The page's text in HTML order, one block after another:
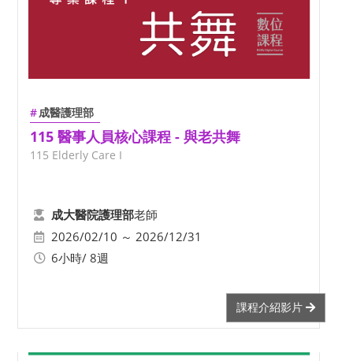
成醫護理部
115 醫事人員核心課程 - 與老共舞
115 Elderly Care I
成大醫院護理部老師
2026/02/10 ～ 2026/12/31
6小時/ 8週
課程介紹影片